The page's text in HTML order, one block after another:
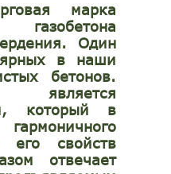
марка
Один
в наши
бетонов.
который в
его свойств
отвечает